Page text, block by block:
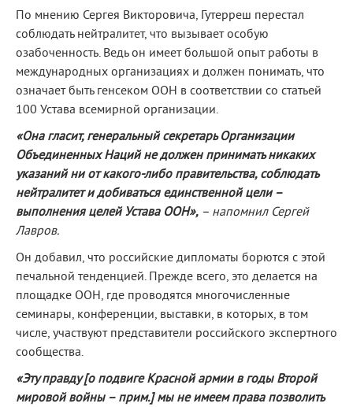
По мнению Сергея Викторовича, Гутерреш перестал
соблюдать нейтралитет, что вызывает особую
озабоченность. Ведь он имеет большой опыт работы в
международных организациях и должен понимать, что
означает быть генсеком ООН в соответствии со статьей
100 Устава всемирной организации.
«Она гласит, генеральный секретарь Организации
Объединенных Наций не должен принимать никаких
указаний ни от какого-либо правительства, соблюдать
нейтралитет и добиваться единственной цели –
выполнения целей Устава ООН», – напомнил Сергей
Лавров.
Он добавил, что российские дипломаты борются с этой
печальной тенденцией. Прежде всего, это делается на
площадке ООН, где проводятся многочисленные
семинары, конференции, выставки, в которых, в том
числе, участвуют представители российского экспертного
сообщества.
«Эту правду [о подвиге Красной армии в годы Второй
мировой войны – прим.] мы не имеем права позволить